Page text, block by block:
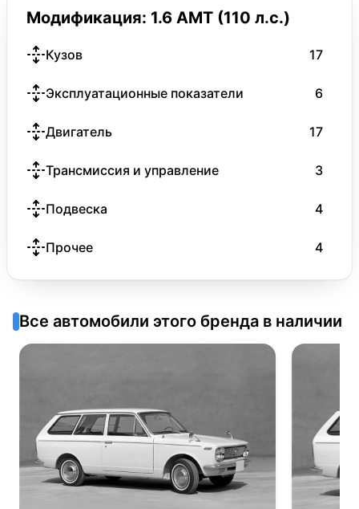
Модификация: 1.6 AMT (110 л.с.)
Кузов 17
Эксплуатационные показатели 6
Двигатель 17
Трансмиссия и управление 3
Подвеска 4
Прочее 4
Все автомобили этого бренда в наличии